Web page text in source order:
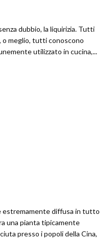
dubbio, la liquirizia. Tutti
meglio, tutti conoscono
utilizzato in cucina,...
estremamente diffusa in tutto
una pianta tipicamente
presso i popoli della Cina,